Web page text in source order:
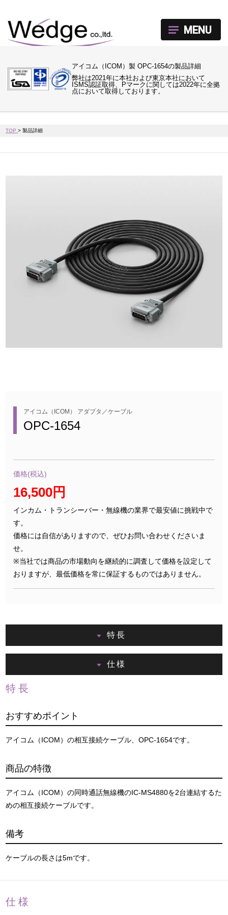
アイコム（ICOM）製 OPC-1654の製品詳細
弊社は2021年に本社および東京本社において
ISMS認証取得、Pマークに関しては2022年に全拠
点において取得しております。
MENU
TOP>製品詳細
アイコム（ICOM） アダプタ／ケーブル
OPC-1654
価格(税込)
16,500円
インカム・トランシーバー・無線機の業界で最安値に挑戦中で
す。
価格には自信がありますので、ぜひお問い合わせくださいま
せ。
※当社では商品の市場動向を継続的に調査して価格を設定して
おりますが、最低価格を常に保証するものではありません。
特長
仕様
特長
おすすめポイント
アイコム（ICOM）の相互接続ケーブル、OPC-1654です。
商品の特徴
アイコム（ICOM）の同時通話無線機のIC-MS4880を2台連結するた
めの相互接続ケーブルです。
備考
ケーブルの長さは5mです。
仕様